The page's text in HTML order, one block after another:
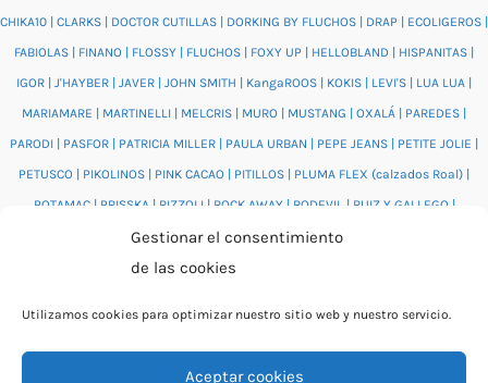
Gestionar el consentimiento
de las cookies
Utilizamos cookies para optimizar nuestro sitio web y nuestro servicio.
Aceptar cookies
CHIKA10 | CLARKS | DOCTOR CUTILLAS | DORKING BY FLUCHOS | DRAP | ECOLIGEROS |
FABIOLAS | FINANO | FLOSSY | FLUCHOS | FOXY UP | HELLOBLAND | HISPANITAS |
IGOR | J'HAYBER | JAVER | JOHN SMITH | KangaROOS | KOKIS | LEVI'S | LUA LUA |
MARIAMARE | MARTINELLI | MELCRIS | MURO | MUSTANG | OXALÁ | PAREDES |
PARODI | PASFOR | PATRICIA MILLER | PAULA URBAN | PEPE JEANS | PETITE JOLIE |
PETUSCO | PIKOLINOS | PINK CACAO | PITILLOS | PLUMA FLEX (calzados Roal) |
POTAMAC| PRISSKA | RIZZOLI| ROCK AWAY| RODEVIL | RUIZ Y GALLEGO|
SALVI|SAM'S |VALENTINO BAGS|VIDORRETA
WONDERS|